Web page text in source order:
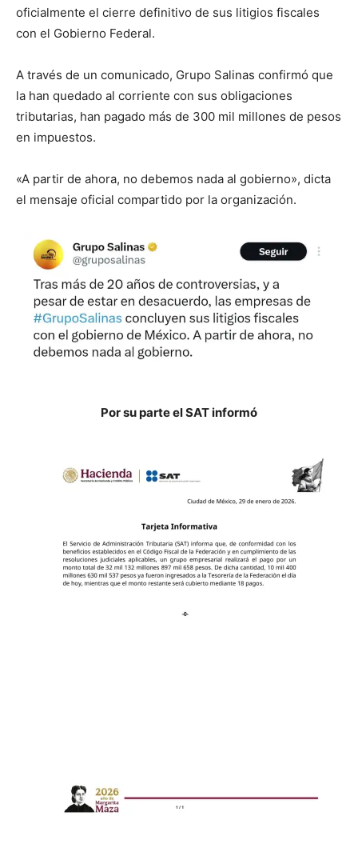
oficialmente el cierre definitivo de sus litigios fiscales
con el Gobierno Federal.
A través de un comunicado, Grupo Salinas confirmó que
la han quedado al corriente con sus obligaciones
tributarias, han pagado más de 300 mil millones de pesos
en impuestos.
«A partir de ahora, no debemos nada al gobierno», dicta
el mensaje oficial compartido por la organización.
Por su parte el SAT informó